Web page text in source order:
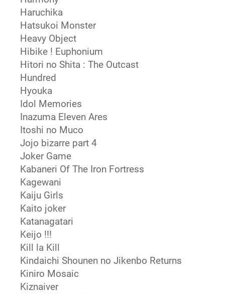
Haruchika
Hatsukoi Monster
Heavy Object
Hibike ! Euphonium
Hitori no Shita : The Outcast
Hundred
Hyouka
Idol Memories
Inazuma Eleven Ares
Itoshi no Muco
Jojo bizarre part 4
Joker Game
Kabaneri Of The Iron Fortress
Kagewani
Kaiju Girls
Kaito joker
Katanagatari
Keijo !!!
Kill la Kill
Kindaichi Shounen no Jikenbo Returns
Kiniro Mosaic
Kiznaiver